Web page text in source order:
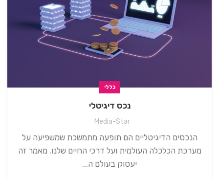
כללי
נכס דיגיטלי
Media-Star
הנכסים הדיגיטליים הם תופעה מתמשכת שמשפיעה על
מערכת הכלכלה העולמית ועל דרכי החיים שלנו. מאמר זה
יעסוק בעולם ה...